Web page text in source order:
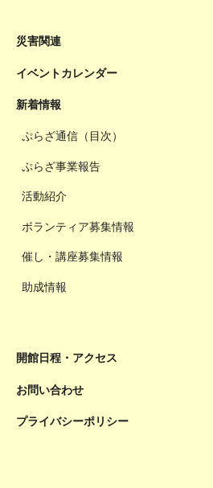
災害関連
イベントカレンダー
新着情報
ぷらざ通信（目次）
ぷらざ事業報告
活動紹介
ボランティア募集情報
催し・講座募集情報
助成情報
開館日程・アクセス
お問い合わせ
プライバシーポリシー